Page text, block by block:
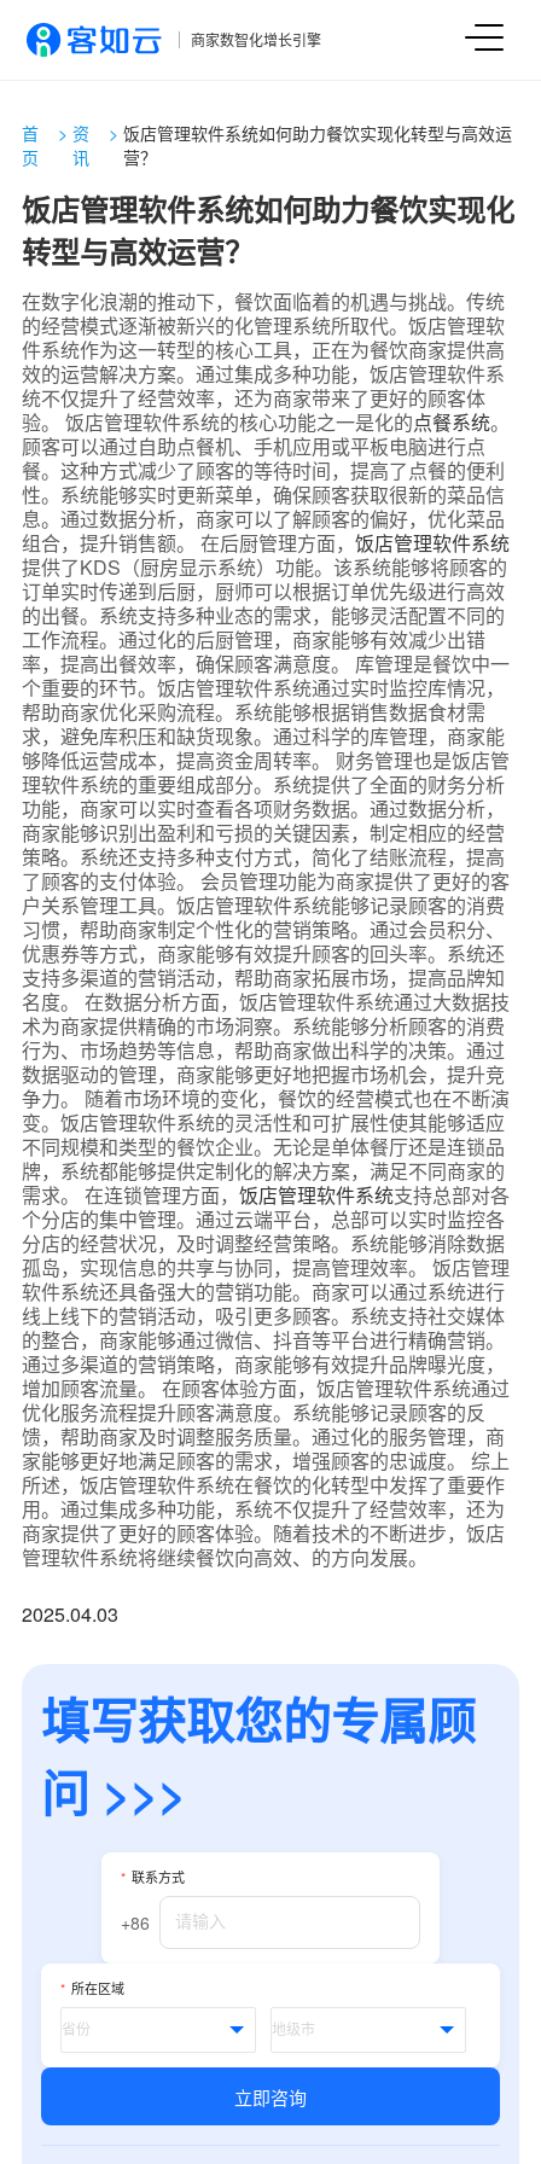
商家数智化增长引擎
首
页
>资
讯
>饭店管理软件系统如何助力餐饮实现化转型与高效运
营？
饭店管理软件系统如何助力餐饮实现化
转型与高效运营？
在数字化浪潮的推动下，餐饮面临着的机遇与挑战。传统
的经营模式逐渐被新兴的化管理系统所取代。饭店管理软
件系统作为这一转型的核心工具，正在为餐饮商家提供高
效的运营解决方案。通过集成多种功能，饭店管理软件系
统不仅提升了经营效率，还为商家带来了更好的顾客体
验。 饭店管理软件系统的核心功能之一是化的点餐系统。
顾客可以通过自助点餐机、手机应用或平板电脑进行点
餐。这种方式减少了顾客的等待时间，提高了点餐的便利
性。系统能够实时更新菜单，确保顾客获取很新的菜品信
息。通过数据分析，商家可以了解顾客的偏好，优化菜品
组合，提升销售额。 在后厨管理方面， 饭店管理软件系统
提供了KDS（厨房显示系统）功能。该系统能够将顾客的
订单实时传递到后厨，厨师可以根据订单优先级进行高效
的出餐。系统支持多种业态的需求，能够灵活配置不同的
工作流程。通过化的后厨管理，商家能够有效减少出错
率，提高出餐效率，确保顾客满意度。 库管理是餐饮中一
个重要的环节。饭店管理软件系统通过实时监控库情况，
帮助商家优化采购流程。系统能够根据销售数据食材需
求，避免库积压和缺货现象。通过科学的库管理，商家能
够降低运营成本，提高资金周转率。 财务管理也是饭店管
理软件系统的重要组成部分。系统提供了全面的财务分析
功能，商家可以实时查看各项财务数据。通过数据分析，
商家能够识别出盈利和亏损的关键因素，制定相应的经营
策略。系统还支持多种支付方式，简化了结账流程，提高
了顾客的支付体验。 会员管理功能为商家提供了更好的客
户关系管理工具。饭店管理软件系统能够记录顾客的消费
习惯，帮助商家制定个性化的营销策略。通过会员积分、
优惠券等方式，商家能够有效提升顾客的回头率。系统还
支持多渠道的营销活动，帮助商家拓展市场，提高品牌知
名度。 在数据分析方面，饭店管理软件系统通过大数据技
术为商家提供精确的市场洞察。系统能够分析顾客的消费
行为、市场趋势等信息，帮助商家做出科学的决策。通过
数据驱动的管理，商家能够更好地把握市场机会，提升竞
争力。 随着市场环境的变化，餐饮的经营模式也在不断演
变。饭店管理软件系统的灵活性和可扩展性使其能够适应
不同规模和类型的餐饮企业。无论是单体餐厅还是连锁品
牌，系统都能够提供定制化的解决方案，满足不同商家的
需求。 在连锁管理方面， 饭店管理软件系统支持总部对各
个分店的集中管理。通过云端平台，总部可以实时监控各
分店的经营状况，及时调整经营策略。系统能够消除数据
孤岛，实现信息的共享与协同，提高管理效率。 饭店管理
软件系统还具备强大的营销功能。商家可以通过系统进行
线上线下的营销活动，吸引更多顾客。系统支持社交媒体
的整合，商家能够通过微信、抖音等平台进行精确营销。
通过多渠道的营销策略，商家能够有效提升品牌曝光度，
增加顾客流量。 在顾客体验方面，饭店管理软件系统通过
优化服务流程提升顾客满意度。系统能够记录顾客的反
馈，帮助商家及时调整服务质量。通过化的服务管理，商
家能够更好地满足顾客的需求，增强顾客的忠诚度。 综上
所述，饭店管理软件系统在餐饮的化转型中发挥了重要作
用。通过集成多种功能，系统不仅提升了经营效率，还为
商家提供了更好的顾客体验。随着技术的不断进步，饭店
管理软件系统将继续餐饮向高效、的方向发展。
2025.04.03
填写获取您的专属顾
问 >>>
* 联系方式
+86
* 所在区域
立即咨询